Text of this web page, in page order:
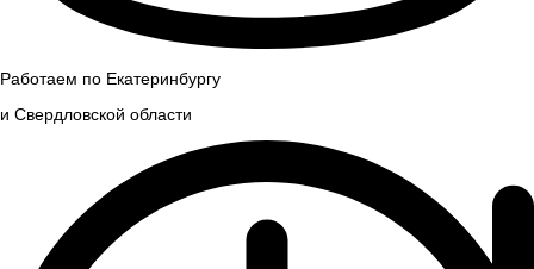
Работаем по Екатеринбургу
и Свердловской области